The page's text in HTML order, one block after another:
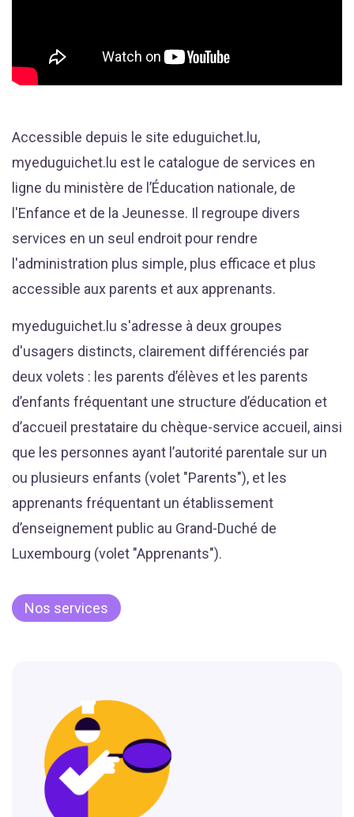
Accessible depuis le site eduguichet.lu,
myeduguichet.lu est le catalogue de services en
ligne du ministère de l’Éducation nationale, de
l'Enfance et de la Jeunesse. Il regroupe divers
services en un seul endroit pour rendre
l'administration plus simple, plus efficace et plus
accessible aux parents et aux apprenants.
myeduguichet.lu s'adresse à deux groupes
d'usagers distincts, clairement différenciés par
deux volets : les parents d’élèves et les parents
d’enfants fréquentant une structure d’éducation et
d’accueil prestataire du chèque-service accueil, ainsi
que les personnes ayant l’autorité parentale sur un
ou plusieurs enfants (volet "Parents"), et les
apprenants fréquentant un établissement
d’enseignement public au Grand-Duché de
Luxembourg (volet "Apprenants").
Nos services